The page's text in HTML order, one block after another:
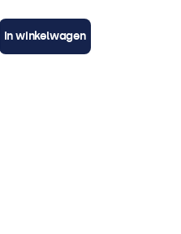
In winkelwagen